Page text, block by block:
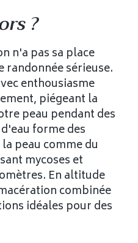
?
n'a pas sa place
randonnée sérieuse.
enthousiasme
piégeant la
peau pendant des
forme des
peau comme du
mycoses et
En altitude
combinée
idéales pour des